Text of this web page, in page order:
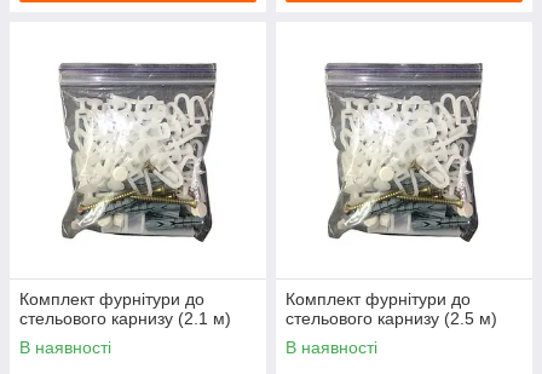
Комплект фурнітури до
стельового карнизу (2.1 м)
В наявності
Комплект фурнітури до
стельового карнизу (2.5 м)
В наявності